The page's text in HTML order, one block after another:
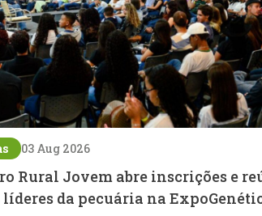
03 Aug 2026
Rural Jovem abre inscrições e
da pecuária na